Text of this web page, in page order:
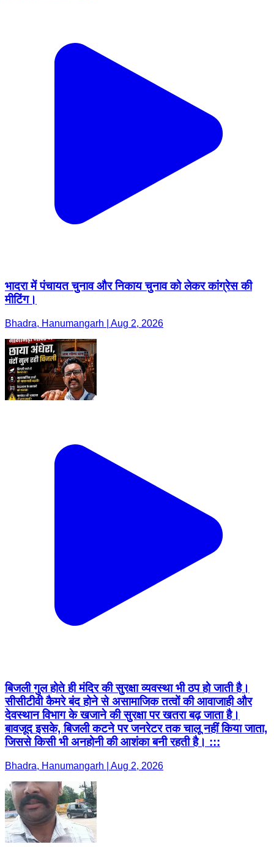
भादरा में पंचायत चुनाव और निकाय चुनाव को लेकर कांग्रेस की
मीटिंग।
Bhadra, Hanumangarh | Aug 2, 2026
बिजली गुल होते ही मंदिर की सुरक्षा व्यवस्था भी ठप हो जाती है।
सीसीटीवी कैमरे बंद होने से असामाजिक तत्वों की आवाजाही और
देवस्थान विभाग के खजाने की सुरक्षा पर खतरा बढ़ जाता है।
बावजूद इसके, बिजली कटने पर जनरेटर तक चालू नहीं किया जाता,
जिससे किसी भी अनहोनी की आशंका बनी रहती है। :::
Bhadra, Hanumangarh | Aug 2, 2026